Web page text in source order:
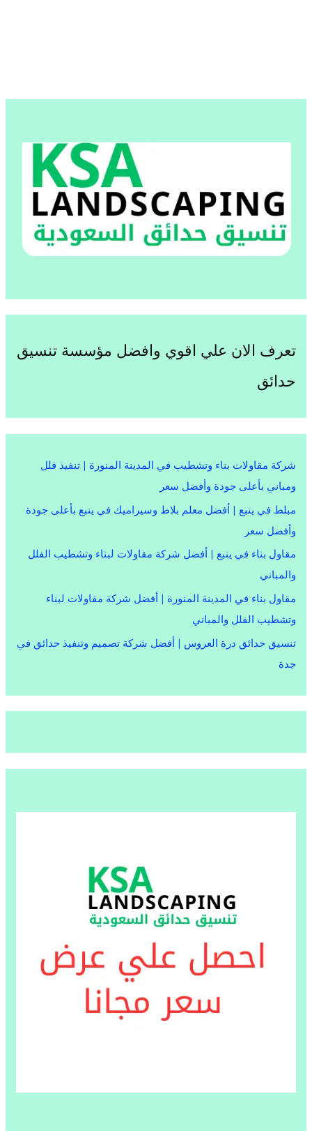
تعرف الان علي اقوي وافضل مؤسسة تنسيق
حدائق
شركة مقاولات بناء وتشطيب في المدينة المنورة | تنفيذ فلل
ومباني بأعلى جودة وأفضل سعر
مبلط في ينبع | أفضل معلم بلاط وسيراميك في ينبع بأعلى جودة
وأفضل سعر
مقاول بناء في ينبع | أفضل شركة مقاولات لبناء وتشطيب الفلل
والمباني
مقاول بناء في المدينة المنورة | أفضل شركة مقاولات لبناء
وتشطيب الفلل والمباني
تنسيق حدائق درة العروس | أفضل شركة تصميم وتنفيذ حدائق في
جدة